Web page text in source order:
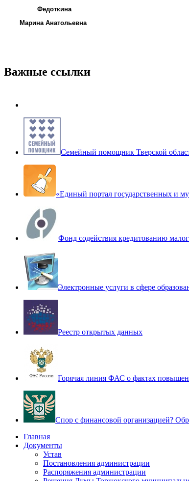
Федоткина
Марина Анатольевна
Важные ссылки
Семейный помощник Тверской
«Единый портал государственных и
Фонд содействия кредитованию
Электронные услуги в сфере
Реестр открытых данных
Горячая линия ФАС о фактах
Спор с финансовой организацией?
Главная
Документы
Устав
Постановления администрации
Распоряжения администрации